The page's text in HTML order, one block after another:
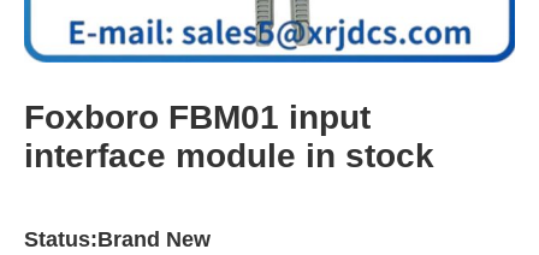
Foxboro FBM01 input
interface module in stock
Status:Brand New